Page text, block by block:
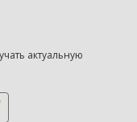
актуальную